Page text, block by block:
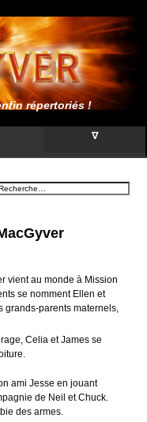
répertoriés !
∇
vient au monde à Mission
se nomment Ellen et
grands-parents maternels,
Celia et James se
ami Jesse en jouant
de Neil et Chuck.
des armes.